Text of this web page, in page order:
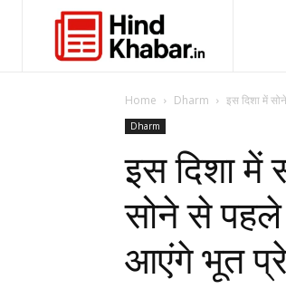
Home Dharm इस दिशा में
Dharm
इस दिशा में
सोने से पहले
आएंगे भूत